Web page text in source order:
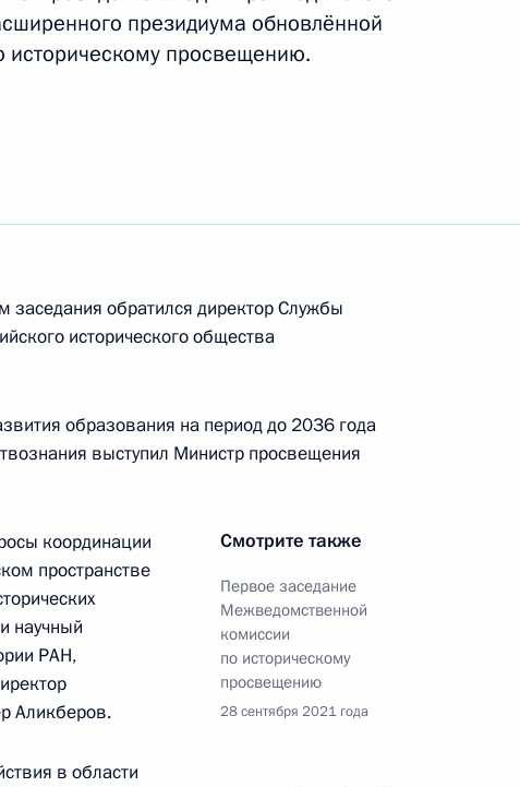
Межведомственной
традиционных религий
президиума обновлённой
просвещению.
заседания обратился директор Службы
исторического общества
образования на период до 2036 года
выступил Министр просвещения
Смотрите также
Первое заседание
Межведомственной
комиссии
по историческому
просвещению
28 сентября 2021 года
координации
пространстве
научный
РАН,
Аликберов.
в области